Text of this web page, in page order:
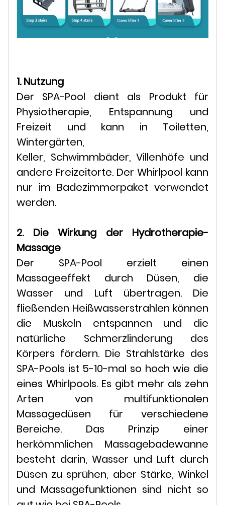
1. Nutzung
Der SPA-Pool dient als Produkt für
Physiotherapie, Entspannung und
Freizeit und kann in Toiletten,
Wintergärten,
Keller, Schwimmbäder, Villenhöfe und
andere Freizeitorte. Der Whirlpool kann
nur im Badezimmerpaket verwendet
werden.
2. Die Wirkung der Hydrotherapie-
Massage
Der SPA-Pool erzielt einen
Massageeffekt durch Düsen, die
Wasser und Luft übertragen. Die
fließenden Heißwasserstrahlen können
die Muskeln entspannen und die
natürliche Schmerzlinderung des
Körpers fördern. Die Strahlstärke des
SPA-Pools ist 5-10-mal so hoch wie die
eines Whirlpools. Es gibt mehr als zehn
Arten von multifunktionalen
Massagedüsen für verschiedene
Bereiche. Das Prinzip einer
herkömmlichen Massagebadewanne
besteht darin, Wasser und Luft durch
Düsen zu sprühen, aber Stärke, Winkel
und Massagefunktionen sind nicht so